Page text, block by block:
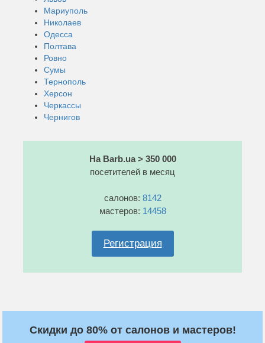
Мариуполь
Николаев
Одесса
Полтава
Ровно
Сумы
Тернополь
Херсон
Черкассы
Чернигов
На Barb.ua > 350 000
посетителей в месяц
салонов: 8142
мастеров: 14458
Регистрация
Скидки до 80% от салонов и мастеров!